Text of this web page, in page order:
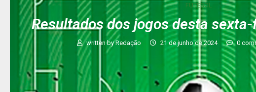
FUTEBOL
Resultados dos jogos desta
written byRedação 21 de junho de 2024 0